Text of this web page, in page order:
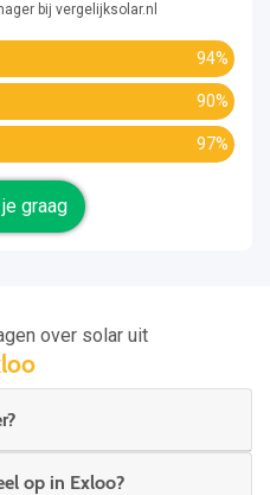
bij vergelijksolar.nl
94%
90%
97%
graag
over solar uit
op in Exloo?